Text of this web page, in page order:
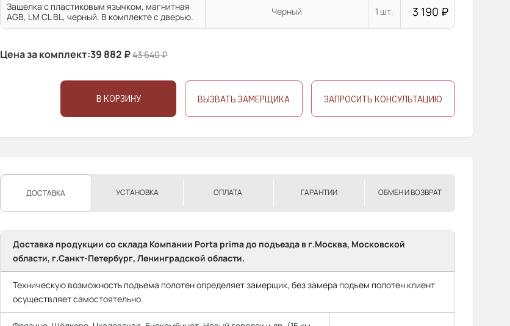
Защелка с пластиковым язычком, магнитная
AGB, LM CL BL, черный. В комплекте с дверью.
Черный 1 шт. 3 190 ₽
Цена за комплект:39 882 ₽43 640₽
В КОРЗИНУ ВЫЗВАТЬ ЗАМЕРЩИКА ЗАПРОСИТЬ КОНСУЛЬТАЦИЮ
ДОСТАВКА УСТАНОВКА ОПЛАТА ГАРАНТИИ ОБМЕН И ВОЗВРАТ
Доставка продукции со склада Компании Porta prima до подъезда в г.Москва, Московской
области, г.Санкт-Петербург, Ленинградской области.
Техническую возможность подъема полотен определяет замерщик, без замера подъем полотен клиент
осуществляет самостоятельно.